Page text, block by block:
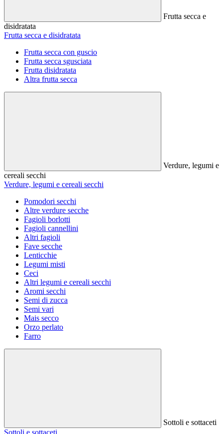
Frutta secca e
disidratata
Frutta secca e disidratata
Frutta secca con guscio
Frutta secca sgusciata
Frutta disidratata
Altra frutta secca
Verdure, legumi e
cereali secchi
Verdure, legumi e cereali secchi
Pomodori secchi
Altre verdure secche
Fagioli borlotti
Fagioli cannellini
Altri fagioli
Fave secche
Lenticchie
Legumi misti
Ceci
Altri legumi e cereali secchi
Aromi secchi
Semi di zucca
Semi vari
Mais secco
Orzo perlato
Farro
Sottoli e sottaceti
Sottoli e sottaceti